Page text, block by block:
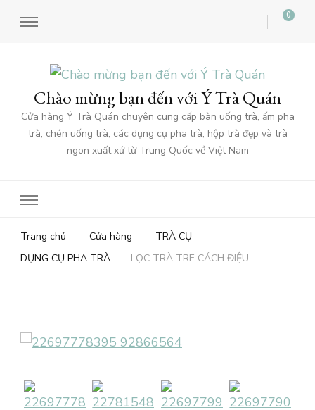
0
Chào mừng bạn đến với Ý Trà Quán
Cửa hàng Ý Trà Quán chuyên cung cấp bàn uống trà, ấm pha
trà, chén uống trà, các dụng cụ pha trà, hộp trà đẹp và trà
ngon xuất xứ từ Trung Quốc về Việt Nam
Trang chủ Cửa hàng
TRÀ CỤ
DỤNG CỤ PHA TRÀ
LỌC TRÀ TRE CÁCH ĐIỆU